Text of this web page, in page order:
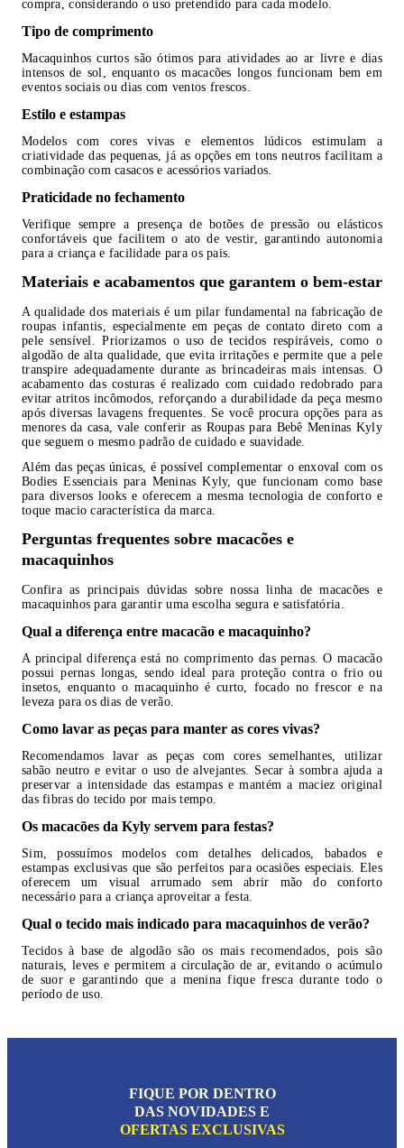
compra, considerando o uso pretendido para cada modelo.
Tipo de comprimento
Macaquinhos curtos são ótimos para atividades ao ar livre e dias
intensos de sol, enquanto os macacões longos funcionam bem em
eventos sociais ou dias com ventos frescos.
Estilo e estampas
Modelos com cores vivas e elementos lúdicos estimulam a
criatividade das pequenas, já as opções em tons neutros facilitam a
combinação com casacos e acessórios variados.
Praticidade no fechamento
Verifique sempre a presença de botões de pressão ou elásticos
confortáveis que facilitem o ato de vestir, garantindo autonomia
para a criança e facilidade para os pais.
Materiais e acabamentos que garantem o bem-estar
A qualidade dos materiais é um pilar fundamental na fabricação de
roupas infantis, especialmente em peças de contato direto com a
pele sensível. Priorizamos o uso de tecidos respiráveis, como o
algodão de alta qualidade, que evita irritações e permite que a pele
transpire adequadamente durante as brincadeiras mais intensas. O
acabamento das costuras é realizado com cuidado redobrado para
evitar atritos incômodos, reforçando a durabilidade da peça mesmo
após diversas lavagens frequentes. Se você procura opções para as
menores da casa, vale conferir as Roupas para Bebê Meninas Kyly
que seguem o mesmo padrão de cuidado e suavidade.
Além das peças únicas, é possível complementar o enxoval com os
Bodies Essenciais para Meninas Kyly, que funcionam como base
para diversos looks e oferecem a mesma tecnologia de conforto e
toque macio característica da marca.
Perguntas frequentes sobre macacões e
macaquinhos
Confira as principais dúvidas sobre nossa linha de macacões e
macaquinhos para garantir uma escolha segura e satisfatória.
Qual a diferença entre macacão e macaquinho?
A principal diferença está no comprimento das pernas. O macacão
possui pernas longas, sendo ideal para proteção contra o frio ou
insetos, enquanto o macaquinho é curto, focado no frescor e na
leveza para os dias de verão.
Como lavar as peças para manter as cores vivas?
Recomendamos lavar as peças com cores semelhantes, utilizar
sabão neutro e evitar o uso de alvejantes. Secar à sombra ajuda a
preservar a intensidade das estampas e mantém a maciez original
das fibras do tecido por mais tempo.
Os macacões da Kyly servem para festas?
Sim, possuímos modelos com detalhes delicados, babados e
estampas exclusivas que são perfeitos para ocasiões especiais. Eles
oferecem um visual arrumado sem abrir mão do conforto
necessário para a criança aproveitar a festa.
Qual o tecido mais indicado para macaquinhos de verão?
Tecidos à base de algodão são os mais recomendados, pois são
naturais, leves e permitem a circulação de ar, evitando o acúmulo
de suor e garantindo que a menina fique fresca durante todo o
período de uso.
FIQUE POR DENTRO
DAS NOVIDADES E
OFERTAS EXCLUSIVAS